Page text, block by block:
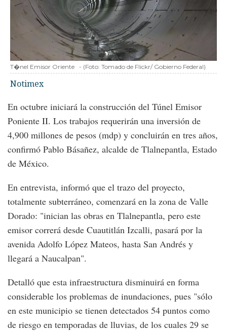
T�nel Emisor Oriente - (Foto: Tomado de Flickr/ Gobierno Federal)
Notimex
En octubre iniciará la construcción del Túnel Emisor
Poniente II. Los trabajos requerirán una inversión de
4,900 millones de pesos (mdp) y concluirán en tres años,
confirmó Pablo Básañez, alcalde de Tlalnepantla, Estado
de México.
En entrevista, informó que el trazo del proyecto,
totalmente subterráneo, comenzará en la zona de Valle
Dorado: "inician las obras en Tlalnepantla, pero este
emisor correrá desde Cuautitlán Izcalli, pasará por la
avenida Adolfo López Mateos, hasta San Andrés y
llegará a Naucalpan".
Detalló que esta infraestructura disminuirá en forma
considerable los problemas de inundaciones, pues "sólo
en este municipio se tienen detectados 54 puntos como
de riesgo en temporadas de lluvias, de los cuales 29 se